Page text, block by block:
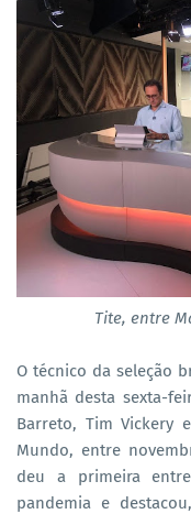
Tite, entre
O técnico da seleção
manhã desta sexta-
Barreto, Tim Vickery
Mundo, entre
deu a primeira
pandemia e